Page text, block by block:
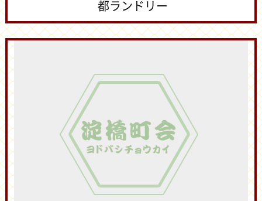
都ランドリー